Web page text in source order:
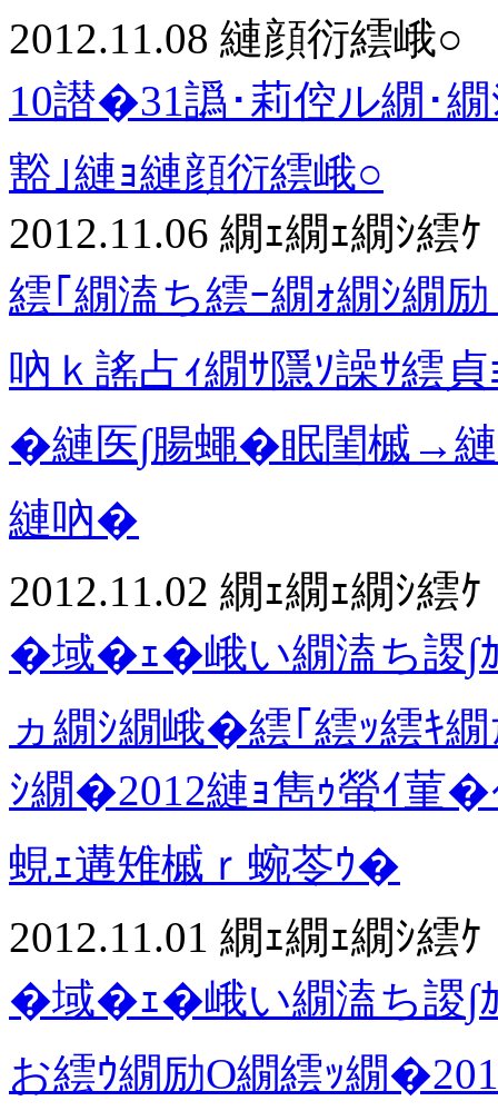
2012.11.08 縺顔衍繧峨○
10譛�31譌･莉倥ル繝･繝
豁｣縺ｮ縺顔衍繧峨○
2012.11.06 繝ｪ繝ｪ繝ｼ繧ｹ
繧｢繝溘ち繧ｰ繝ｫ繝ｼ繝
吶ｋ謠占ｨ繝ｻ隱ｿ譟ｻ繧
�縺医∫腸蠅�眠閨槭→
縺吶�
2012.11.02 繝ｪ繝ｪ繝ｼ繧ｹ
�域�ｪ�峨い繝溘ち謖∫ｶ
ヵ繝ｼ繝峨�繧｢繧ｯ繧ｷ
ｼ繝�2012縺ｮ雋ｩ螢ｲ菫�
蜆ｪ遘雉槭ｒ蜿苓ｳ�
2012.11.01 繝ｪ繝ｪ繝ｼ繧ｹ
�域�ｪ�峨い繝溘ち謖∫ｶ
お繧ｳ繝励Ο繝繧ｯ繝